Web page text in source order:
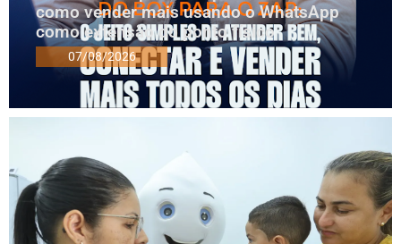
como vender mais usando o WhatsApp
como extensão do ponto físico
07/08/2026